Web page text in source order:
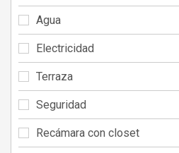
Agua
Electricidad
Terraza
Seguridad
Recámara con closet